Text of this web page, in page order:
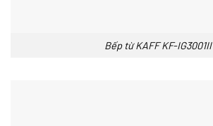
Bếp từ KAFF KF-IG3001II